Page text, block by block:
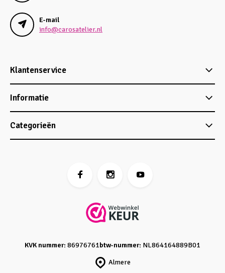
E-mail
info@carosatelier.nl
Klantenservice
Informatie
Categorieën
Almere
KVK nummer: 86976761btw-nummer: NL864164889B01